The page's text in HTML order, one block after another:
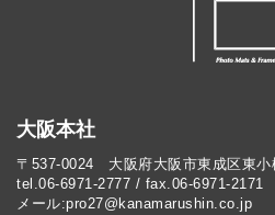
大阪本社
〒537-0024 大阪府大阪市東成区東小
tel.06-6971-2777 / fax.06-6971-2171
メール:pro27@kanamarushin.co.jp​